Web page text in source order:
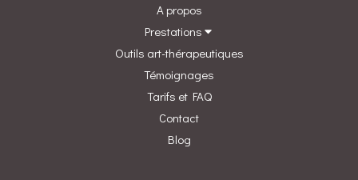
A propos
Prestations
Outils art-thérapeutiques
Témoignages
Tarifs et FAQ
Contact
Blog